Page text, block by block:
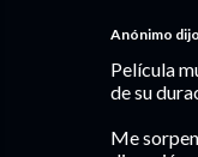
Anónimo
Película
de su
Me